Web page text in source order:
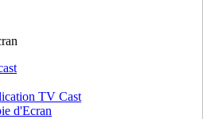
TV Cast
d'Ecran